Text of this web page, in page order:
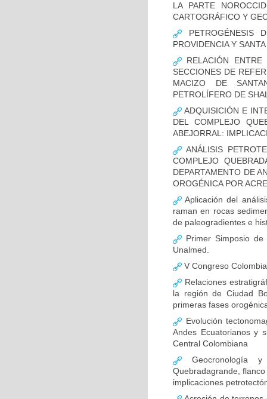
LA PARTE
CARTOGRÁFICO Y
PETROGÉNESIS
PROVIDENCIA Y
RELACIÓN ENTRE
SECCIONES DE
MACIZO DE
PETROLÍFERO DE
ADQUISICIÓN E
DEL COMPLEJO
ABEJORRAL:
ANÁLISIS
COMPLEJO
DEPARTAMENTO DE
OROGÉNICA POR
Aplicación del
raman en rocas
de paleogradientes e
Primer Simposio
Unalmed.
V Congreso
Relaciones
la región de Ciudad
primeras fases
Evolución
Andes Ecuatorianos y
Central Colombiana
Geocronología
Quebradagrande,
implicaciones